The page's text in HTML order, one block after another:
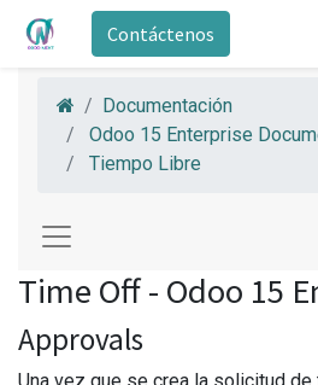
Contáctenos
Documentación
Odoo 15 Enterprise
Tiempo Libre
Time Off - Odoo 15
Approvals